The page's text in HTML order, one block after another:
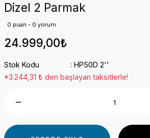
Dizel 2 Parmak
0 puan - 0 yorum
24.999,00₺
Stok Kodu
HP50D 2''
*3.244,31 ₺ den başlayan taksitlerle!